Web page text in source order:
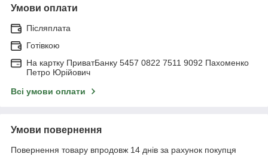
Умови оплати
Післяплата
Готівкою
На картку ПриватБанку 5457 0822 7511 9092 Пахоменко
Петро Юрійович
Всі умови оплати
Умови повернення
Повернення товару впродовж 14 днів за рахунок покупця